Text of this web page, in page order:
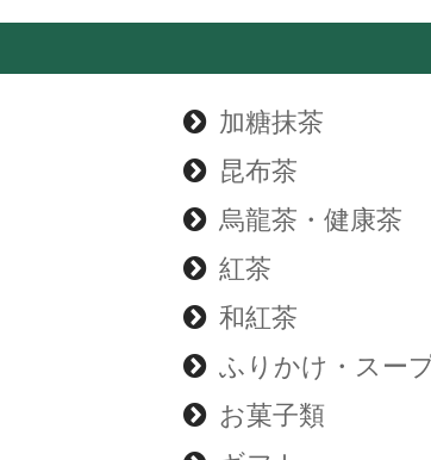
加糖抹茶
昆布茶
烏龍茶・健康茶
紅茶
和紅茶
ふりかけ・スー
お菓子類